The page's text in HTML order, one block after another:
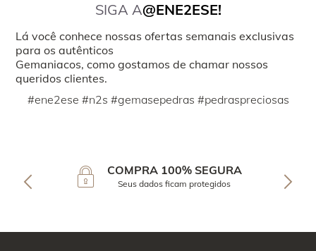
SIGA A@ENE2ESE!
Lá você conhece nossas ofertas semanais exclusivas
para os autênticos
Gemaniacos, como gostamos de chamar nossos
queridos clientes.
#ene2ese #n2s #gemasepedras #pedraspreciosas
COMPRA 100% SEGURA
Seus dados ficam protegidos